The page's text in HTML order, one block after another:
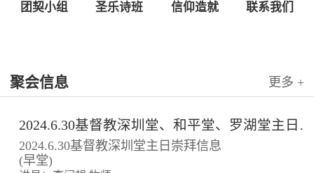
团契小组 圣乐诗班 信仰造就 联系我们
聚会信息 更多 +
2024.6.30基督教深圳堂、和平堂、罗湖堂主日崇拜信息
2024.6.30基督教深圳堂主日崇拜信息
(早堂)